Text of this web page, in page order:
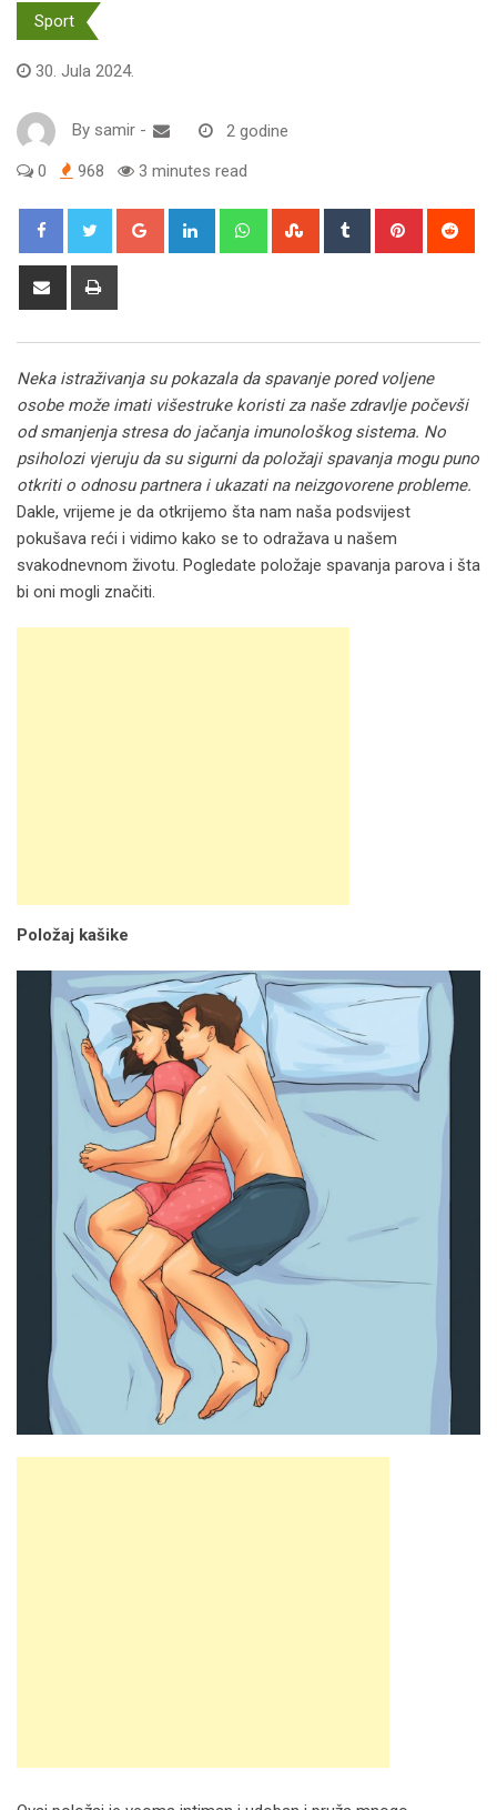
Sport
30. Jula 2024.
By samir - 2 godine
0 968 3 minutes read
Google+ LinkedIn WhatsappStumbleUpon
Tumblr Pinterest
Share
Neka istraživanja su pokazala da spavanje pored voljene
osobe može imati višestruke koristi za naše zdravlje počevši
od smanjenja stresa do jačanja imunološkog sistema. No
psiholozi vjeruju da su sigurni da položaji spavanja mogu puno
otkriti o odnosu partnera i ukazati na neizgovorene probleme.
Dakle, vrijeme je da otkrijemo šta nam naša podsvijest
pokušava reći i vidimo kako se to odražava u našem
svakodnevnom životu. Pogledate položaje spavanja parova i šta
bi oni mogli značiti.
Položaj kašike